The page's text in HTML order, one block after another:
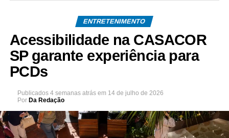
ENTRETENIMENTO
Acessibilidade na CASACOR
SP garante experiência para
PCDs
Publicados 4 semanas atrás em 14 de julho de 2026
Por Da Redação